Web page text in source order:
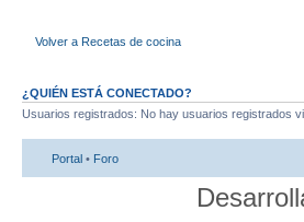
Volver a Recetas de cocina
¿QUIÉN ESTÁ CONECTADO?
Usuarios registrados: No hay usuarios registrados
Portal • Foro